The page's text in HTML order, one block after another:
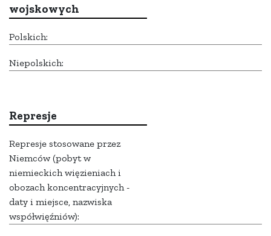
wojskowych
Polskich:
Niepolskich:
Represje
Represje stosowane przez
Niemców (pobyt w
niemieckich więzieniach i
obozach koncentracyjnych -
daty i miejsce, nazwiska
współwięźniów):